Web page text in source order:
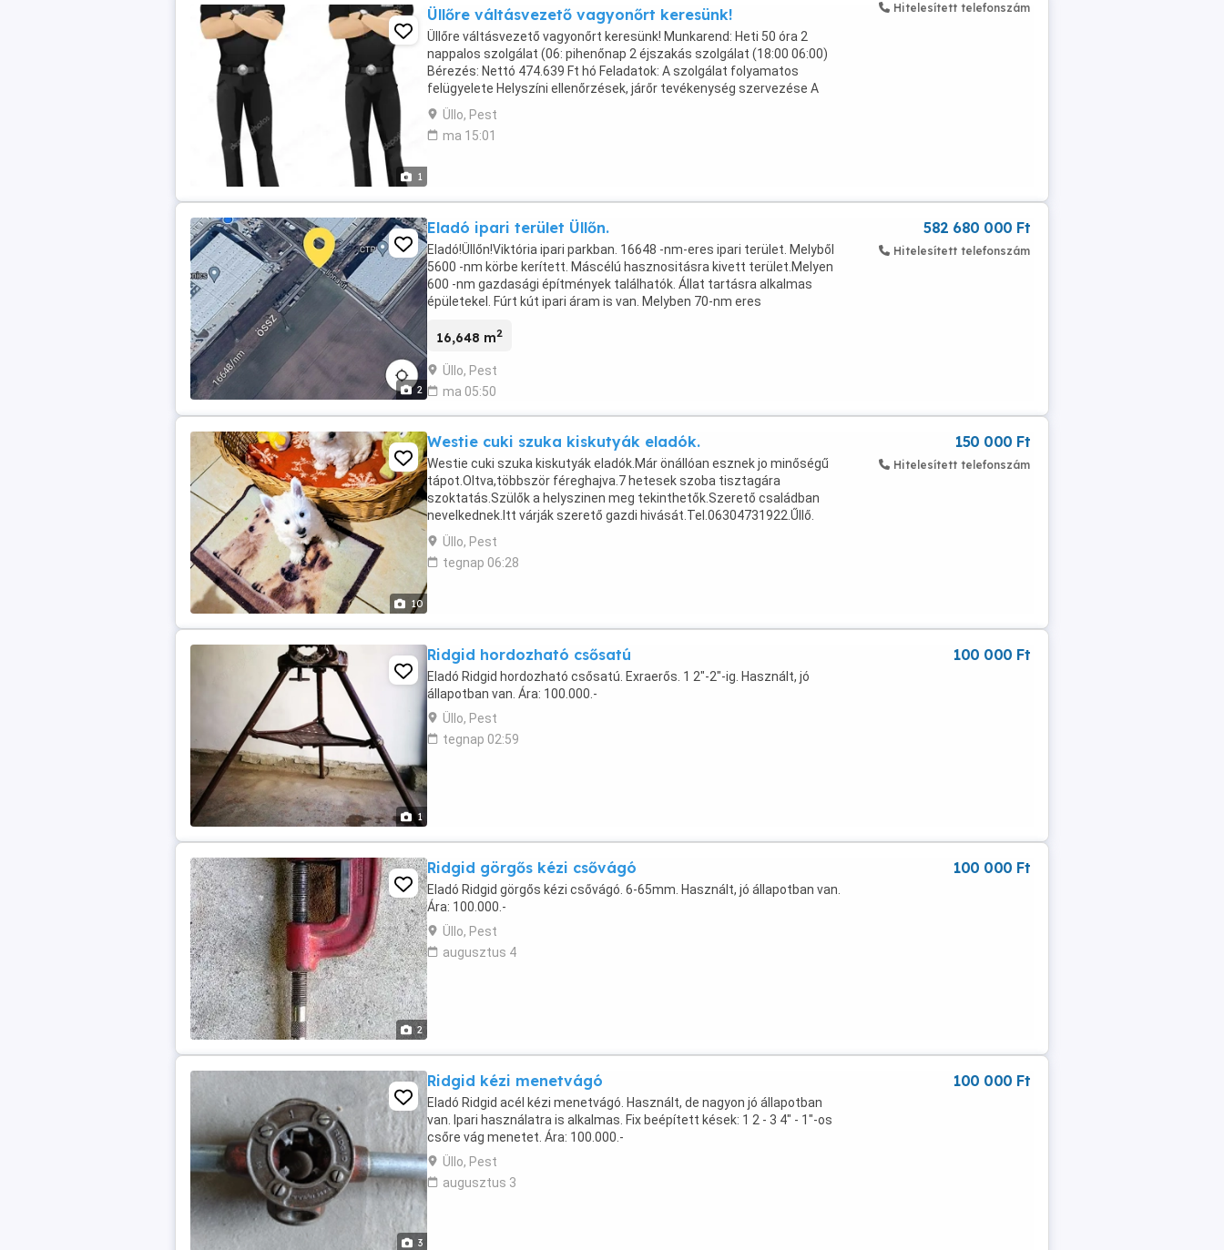
1
Üllőre váltásvezető vagyonőrt keresünk!
Üllőre váltásvezető vagyonőrt keresünk! Munkarend: Heti 50 óra 2
nappalos szolgálat (06: pihenőnap 2 éjszakás szolgálat (18:00 06:00)
Bérezés: Nettó 474.639 Ft hó Feladatok: A szolgálat folyamatos
felügyelete Helyszíni ellenőrzések, járőr tevékenység szervezése A
beosztott vagyonőrök ...
Üllo, Pest
ma 15:01
Hitelesített telefonszám
2
Eladó ipari terület Üllőn.
Eladó!Üllőn!Viktória ipari parkban. 16648 -nm-eres ipari terület. Melyből
5600 -nm körbe kerített. Máscélú hasznositásra kivett terület.Melyen
600 -nm gazdasági építmények találhatók. Állat tartásra alkalmas
épületekel. Fúrt kút ipari áram is van. Melyben 70-nm eres
16,648 m2
Üllo, Pest
ma 05:50
582 680 000 Ft
Hitelesített telefonszám
10
Westie cuki szuka kiskutyák eladók.
Westie cuki szuka kiskutyák eladók.Már önállóan esznek jo minőségű
tápot.Oltva,többször féreghajva.7 hetesek szoba tisztagára
szoktatás.Szülők a helyszinen meg tekinthetők.Szerető családban
nevelkednek.Itt várják szerető gazdi hivását.Tel.06304731922.Űllő.
Pest megye.
Üllo, Pest
tegnap 06:28
150 000 Ft
Hitelesített telefonszám
1
Ridgid hordozható csősatú
Eladó Ridgid hordozható csősatú. Exraerős. 1 2"-2"-ig. Használt, jó
állapotban van. Ára: 100.000.-
Üllo, Pest
tegnap 02:59
100 000 Ft
2
Ridgid görgős kézi csővágó
Eladó Ridgid görgős kézi csővágó. 6-65mm. Használt, jó állapotban van.
Ára: 100.000.-
Üllo, Pest
augusztus 4
100 000 Ft
3
Ridgid kézi menetvágó
Eladó Ridgid acél kézi menetvágó. Használt, de nagyon jó állapotban
van. Ipari használatra is alkalmas. Fix beépített kések: 1 2 - 3 4" - 1"-os
csőre vág menetet. Ára: 100.000.-
Üllo, Pest
augusztus 3
100 000 Ft